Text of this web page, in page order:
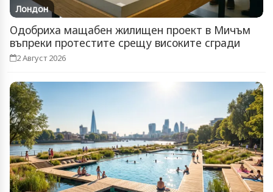
Лондон
Одобриха мащабен жилищен проект в Мичъм
въпреки протестите срещу високите сгради
2 Август 2026